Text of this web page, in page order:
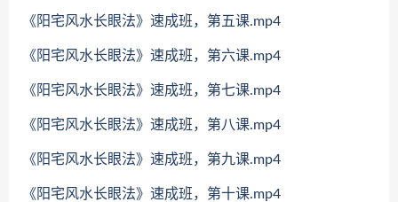
《阳宅风水长眼法》速成班，第五课.mp4
《阳宅风水长眼法》速成班，第六课.mp4
《阳宅风水长眼法》速成班，第七课.mp4
《阳宅风水长眼法》速成班，第八课.mp4
《阳宅风水长眼法》速成班，第九课.mp4
《阳宅风水长眼法》速成班，第十课.mp4